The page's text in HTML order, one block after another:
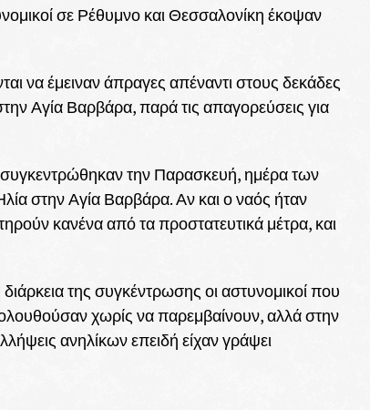
σε Ρέθυμνο και Θεσσαλονίκη έκοψαν
να έμειναν άπραγες απέναντι στους δεκάδες
Αγία Βαρβάρα, παρά τις απαγορεύσεις για
συγκεντρώθηκαν την Παρασκευή, ημέρα των
στην Αγία Βαρβάρα. Αν και ο ναός ήταν
κανένα από τα προστατευτικά μέτρα, και
της συγκέντρωσης οι αστυνομικοί που
χωρίς να παρεμβαίνουν, αλλά στην
ανηλίκων επειδή είχαν γράψει